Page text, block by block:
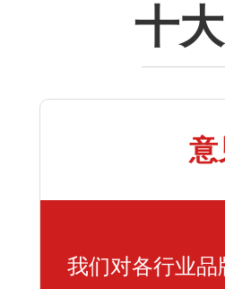
十
意
我们对各行业